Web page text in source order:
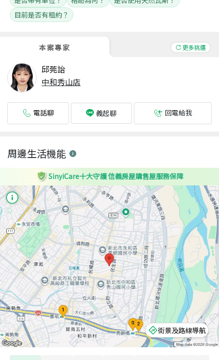
本案專家 更多挑選
邱莞詒
中和秀山店
電話聊 義起聊 回電給我
目前是否有租約？
周邊生活機能
SinyiCare十大守護 信義房屋購售屋服務保障
街景及路線導航